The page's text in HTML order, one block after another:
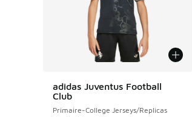
adidas Juventus Football
Club
Primaire-College Jerseys/Replicas
ÉCONOMISE 24 €